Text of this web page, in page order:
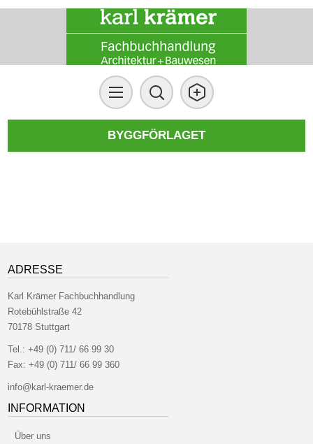
BYGGFÖRLAGET
ADRESSE
Karl Krämer Fachbuchhandlung
Rotebühlstraße 42
70178 Stuttgart
Tel.:+49 (0) 711/ 66 99 30
Fax: +49 (0) 711/ 66 99 360
info@karl-kraemer.de
INFORMATION
Über uns